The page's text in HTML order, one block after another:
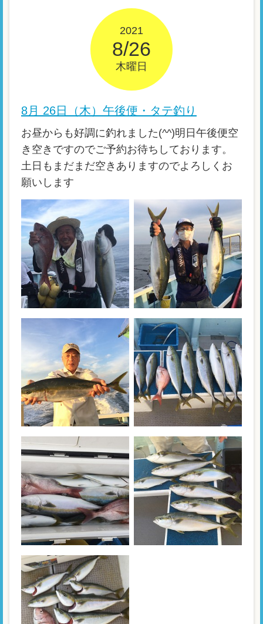
2021
8/26
木曜日
8月 26日（木）午後便・タテ釣り
お昼からも好調に釣れました(^^)明日午後便空
き空きですのでご予約お待ちしております。
土日もまだまだ空きありますのでよろしくお
願いします